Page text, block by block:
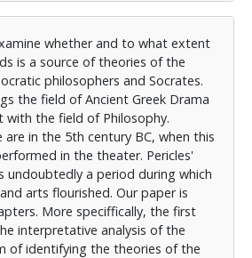
φιλοσόφου Σωκράτη στην Αθήνα
οπότε επιχειρούμε να
βασικές φιλοσοφικές θεωρήσεις
των διαλόγων του Πλάτωνα. Υπό
οποίες εκτίθενται στα δύο
εξετάζει το ζήτημα της
ως γραμματειακού είδους.
είναι αν η κωμωδία
ασφαλή πηγή για την εξαγωγή
Επίσης, επιχειρούμε να
λόγους για τους οποίους ο
να σκιαγραφήσει το Σωκράτη
whether and to what extent
is a source of theories of the
philosophers and Socrates.
the field of Ancient Greek Drama
the field of Philosophy.
are in the 5th century BC, when this
in the theater. Pericles'
undoubtedly a period during which
arts flourished. Our paper is
More speciffically, the first
interpretative analysis of the
of identifying the theories of the